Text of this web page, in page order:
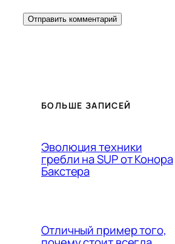
БОЛЬШЕ ЗАПИСЕЙ
Эволюция техники
гребли на SUP от Конора
Бакстера
Отличный пример того,